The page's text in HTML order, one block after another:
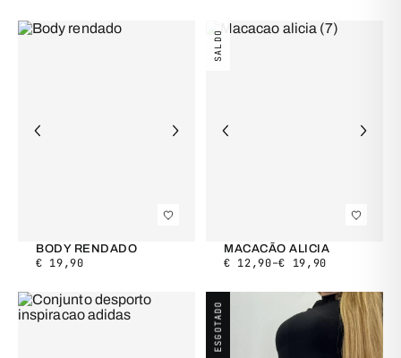
BODY RENDADO
€ 19,90
SALDO
MACACÃO ALICIA
€ 12,90–€ 19,90
ESGOTADO